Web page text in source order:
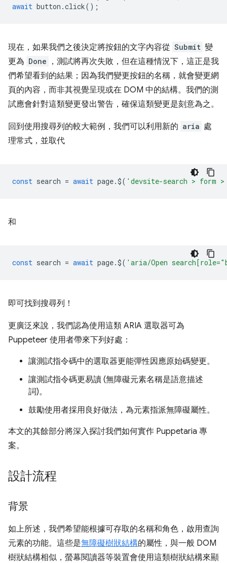
await button .click();
現在，如果我們之後決定將按鈕的文字內容從 Submit 變
更為 Done
，測試將再次失敗，但在這種情況下，這正是我
們希望看到的結果；因為我們變更按鈕的名稱，就會變更網
頁的內容，而非其視覺呈現或在 DOM 中的結構。我們的測
試應會針對這類變更發出警告，確保這類變更是刻意為之。
回到使用搜尋列的較大範例，我們可以利用新的 aria 處
理常式，並取代
const search = await page.$( 'devsite-search > form
和
const search = await page.$( 'aria/Open
即可找到搜尋列！
更廣泛來說，我們認為使用這類 ARIA 選取器可為
Puppeteer 使用者帶來下列好處：
讓測試指令碼中的選取器更能彈性因應原始碼變更。
讓測試指令碼更易讀 (無障礙元素名稱是語意描述
詞)。
鼓勵使用者採用良好做法，為元素指派無障礙屬性。
本文的其餘部分將深入探討我們如何實作 Puppetaria 專
案。
設計流程
背景
如上所述，我們希望能根據可存取的名稱和角色，啟用查詢
元素的功能。這些是無障礙樹狀結構的屬性，與一般 DOM
樹狀結構相似，螢幕閱讀器等裝置會使用這類樹狀結構來顯